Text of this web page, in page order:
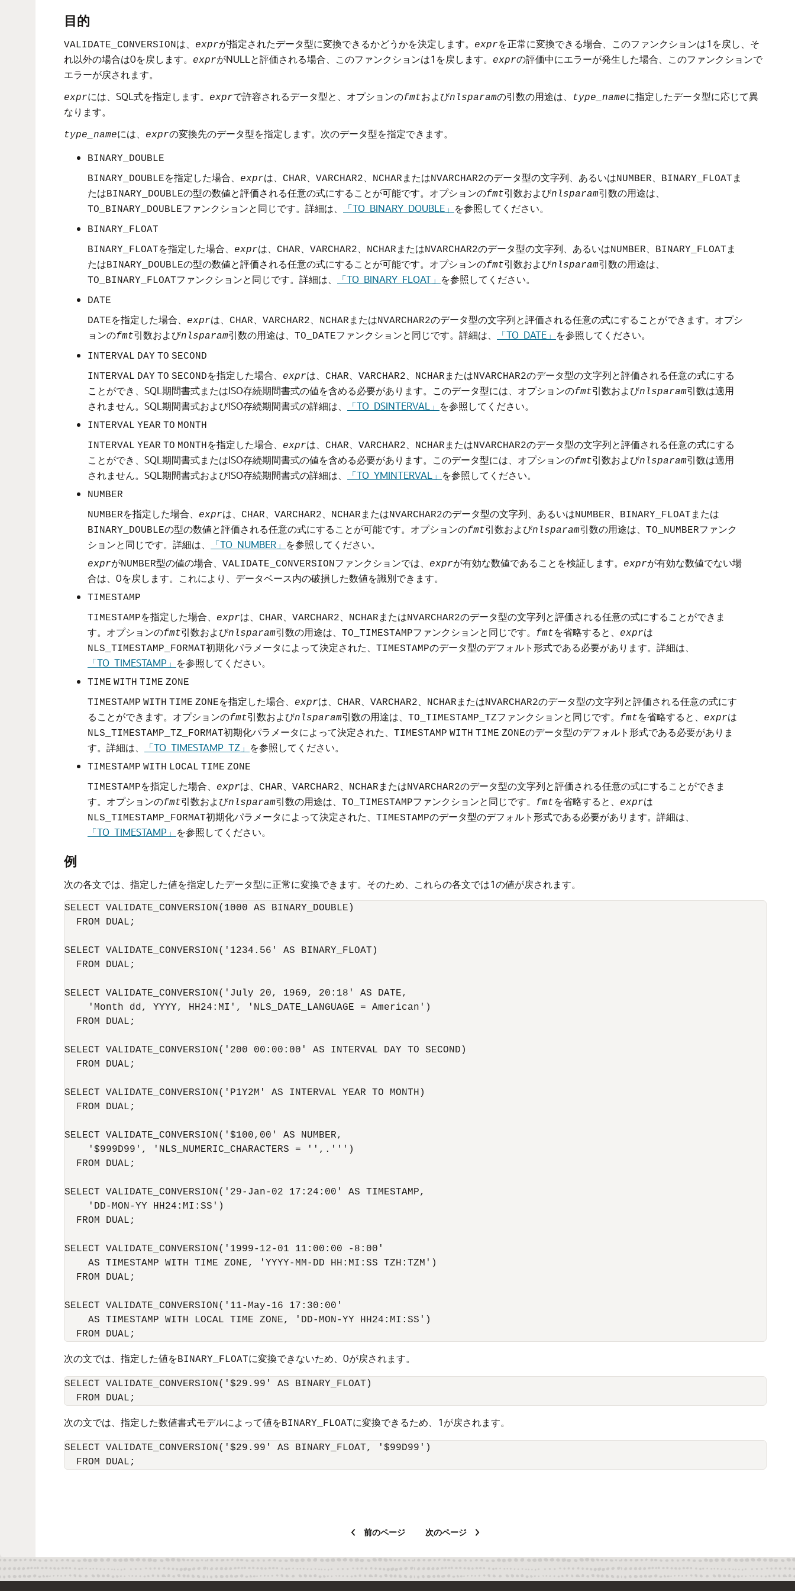
目的
VALIDATE_CONVERSIONは、 exprが指定されたデータ型に変換できるかどうかを決定します。 exprを正常に変換できる場合、このファンクションは1を戻し、そ
れ以外の場合は0を戻します。
exprがNULLと評価される場合、このファンクションは1を戻します。 exprの評価中にエラーが発生した場合、このファンクションで
エラーが戻されます。
exprには、SQL式を指定します。 exprで許容されるデータ型と、オプションのfmtおよびnlsparamの引数の用途は、 type_nameに指定したデータ型に応じて異
なります。
type_nameには、 exprの変換先のデータ型を指定します。次のデータ型を指定できます。
BINARY_DOUBLE
BINARY_DOUBLEを指定した場合、 exprは、 CHAR VARCHAR2 NCHAR またはNVARCHAR2のデータ型の文字列、あるいはNUMBER BINARY_FLOAT ま
たはBINARY_DOUBLEの型の数値と評価される任意の式にすることが可能です。オプションのfmt引数およびnlsparam引数の用途は、
TO_BINARY_DOUBLEファンクションと同じです。詳細は、 「TO_BINARY_DOUBLE」 を参照してください。
BINARY_FLOAT
BINARY_FLOATを指定した場合、 exprは、 CHAR VARCHAR2 NCHAR またはNVARCHAR2のデータ型の文字列、あるいはNUMBER BINARY_FLOAT ま
たはBINARY_DOUBLEの型の数値と評価される任意の式にすることが可能です。オプションのfmt引数およびnlsparam引数の用途は、
TO_BINARY_FLOATファンクションと同じです。詳細は、 「TO_BINARY_FLOAT」 を参照してください。
DATE
DATEを指定した場合、 exprは、 CHAR VARCHAR2 NCHAR またはNVARCHAR2のデータ型の文字列と評価される任意の式にすることができます。オプシ
ョンのfmt引数およびnlsparam引数の用途は、 TO_DATEファンクションと同じです。詳細は、 「TO_DATE」 を参照してください。
INTERVAL DAY TO SECOND
INTERVAL DAY TO SECONDを指定した場合、 exprは、 CHAR VARCHAR2 NCHAR またはNVARCHAR2のデータ型の文字列と評価される任意の式にする
ことができ、SQL期間書式またはISO存続期間書式の値を含める必要があります。このデータ型には、オプションのfmt引数およびnlsparam引数は適用
されません。SQL期間書式およびISO存続期間書式の詳細は、
「TO_DSINTERVAL」 を参照してください。
INTERVAL YEAR TO MONTH
INTERVAL YEAR TO MONTHを指定した場合、 exprは、 CHAR VARCHAR2 NCHAR またはNVARCHAR2のデータ型の文字列と評価される任意の式にする
ことができ、SQL期間書式またはISO存続期間書式の値を含める必要があります。このデータ型には、オプションのfmt引数およびnlsparam引数は適用
されません。SQL期間書式およびISO存続期間書式の詳細は、
「TO_YMINTERVAL」 を参照してください。
NUMBER
NUMBERを指定した場合、 exprは、 CHAR VARCHAR2 NCHAR またはNVARCHAR2のデータ型の文字列、あるいはNUMBER BINARY_FLOAT または
BINARY_DOUBLEの型の数値と評価される任意の式にすることが可能です。オプションのfmt引数およびnlsparam引数の用途は、 TO_NUMBERファンク
ションと同じです。詳細は、
「TO_NUMBER」 を参照してください。
exprがNUMBER型の値の場合、 VALIDATE_CONVERSIONファンクションでは、 exprが有効な数値であることを検証します。 exprが有効な数値でない場
合は、0を戻します。これにより、データベース内の破損した数値を識別できます。
TIMESTAMP
TIMESTAMPを指定した場合、 exprは、 CHAR VARCHAR2 NCHAR またはNVARCHAR2のデータ型の文字列と評価される任意の式にすることができま
す。オプションのfmt引数およびnlsparam引数の用途は、 TO_TIMESTAMPファンクションと同じです。 fmtを省略すると、 exprは
NLS_TIMESTAMP_FORMAT初期化パラメータによって決定された、 TIMESTAMPのデータ型のデフォルト形式である必要があります。詳細は、
「TO_TIMESTAMP」 を参照してください。
TIME WITH TIME ZONE
TIMESTAMP WITH TIME ZONEを指定した場合、 exprは、 CHAR VARCHAR2 NCHAR またはNVARCHAR2のデータ型の文字列と評価される任意の式にす
ることができます。オプションのfmt引数およびnlsparam引数の用途は、 TO_TIMESTAMP_TZファンクションと同じです。 fmtを省略すると、 exprは
NLS_TIMESTAMP_TZ_FORMAT初期化パラメータによって決定された、 TIMESTAMP WITH TIME ZONEのデータ型のデフォルト形式である必要がありま
す。詳細は、
「TO_TIMESTAMP_TZ」 を参照してください。
TIMESTAMP WITH LOCAL TIME ZONE
TIMESTAMPを指定した場合、 exprは、 CHAR VARCHAR2 NCHAR またはNVARCHAR2のデータ型の文字列と評価される任意の式にすることができま
す。オプションのfmt引数およびnlsparam引数の用途は、 TO_TIMESTAMPファンクションと同じです。 fmtを省略すると、 exprは
NLS_TIMESTAMP_FORMAT初期化パラメータによって決定された、 TIMESTAMPのデータ型のデフォルト形式である必要があります。詳細は、
「TO_TIMESTAMP」 を参照してください。
例
次の各文では、指定した値を指定したデータ型に正常に変換できます。そのため、これらの各文では1の値が戻されます。
SELECT VALIDATE_CONVERSION(1000 AS BINARY_DOUBLE)
  FROM DUAL;
SELECT VALIDATE_CONVERSION('1234.56' AS BINARY_FLOAT)
  FROM DUAL;
SELECT VALIDATE_CONVERSION('July 20, 1969, 20:18' AS DATE,
    'Month dd, YYYY, HH24:MI', 'NLS_DATE_LANGUAGE = American')
  FROM DUAL;
SELECT VALIDATE_CONVERSION('200 00:00:00' AS INTERVAL DAY TO SECOND)
  FROM DUAL;
SELECT VALIDATE_CONVERSION('P1Y2M' AS INTERVAL YEAR TO MONTH)
  FROM DUAL;
SELECT VALIDATE_CONVERSION('$100,00' AS NUMBER,
    '$999D99', 'NLS_NUMERIC_CHARACTERS = '',.''')
  FROM DUAL;
SELECT VALIDATE_CONVERSION('29-Jan-02 17:24:00' AS TIMESTAMP,
    'DD-MON-YY HH24:MI:SS')
  FROM DUAL;
SELECT VALIDATE_CONVERSION('1999-12-01 11:00:00 -8:00'
    AS TIMESTAMP WITH TIME ZONE, 'YYYY-MM-DD HH:MI:SS TZH:TZM')
  FROM DUAL;
SELECT VALIDATE_CONVERSION('11-May-16 17:30:00'
    AS TIMESTAMP WITH LOCAL TIME ZONE, 'DD-MON-YY HH24:MI:SS')
  FROM DUAL;
次の文では、指定した値をBINARY_FLOATに変換できないため、0が戻されます。
SELECT VALIDATE_CONVERSION('$29.99' AS BINARY_FLOAT)
  FROM DUAL;
次の文では、指定した数値書式モデルによって値をBINARY_FLOATに変換できるため、1が戻されます。
SELECT VALIDATE_CONVERSION('$29.99' AS BINARY_FLOAT, '$99D99')
  FROM DUAL;
前のページ 次のページ